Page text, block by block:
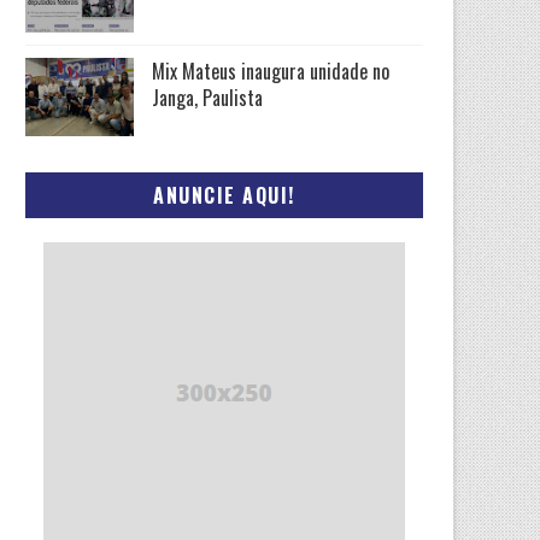
Mix Mateus inaugura unidade no
Janga, Paulista
ANUNCIE AQUI!